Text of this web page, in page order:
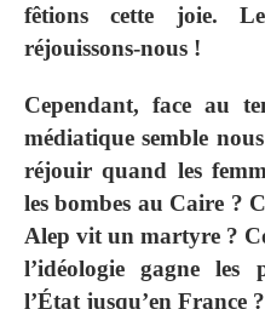
fêtions cette joie.
réjouissons-nous !
Cependant, face au
médiatique semble
réjouir quand les
les bombes au Caire ?
Alep vit un martyre ?
l’idéologie gagne les
l’État jusqu’en France